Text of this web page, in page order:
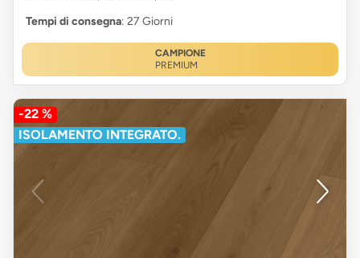
Tempi di consegna: 27 Giorni
CAMPIONE
PREMIUM
-22 %
ISOLAMENTO INTEGRATO.